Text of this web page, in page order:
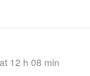
12 h 08 min